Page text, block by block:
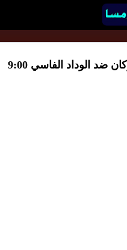
ضد الوداد الفاسي 9:00